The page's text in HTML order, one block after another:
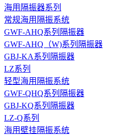
海用隔振器系列
常规海用隔振系统
GWF-AHQ系列隔振器
GWF-AHQ（W)系列隔振器
GBJ-KA系列隔振器
LZ系列
轻型海用隔振系统
GWF-QHQ系列隔振器
GBJ-KQ系列隔振器
LZ-Q系列
海用壁挂隔振系统